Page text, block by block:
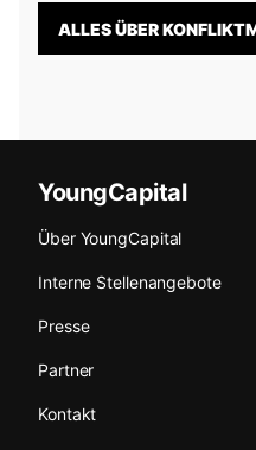
ALLES ÜBER
YoungCapital
Über YoungCapital
Interne Stellenangebote
Presse
Partner
Kontakt